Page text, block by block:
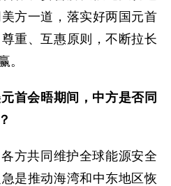
方一道，落实好两国元首
重、互惠原则，不断拉长
。
首会晤期间，中方是否同
方共同维护全球能源安全
是推动海湾和中东地区恢